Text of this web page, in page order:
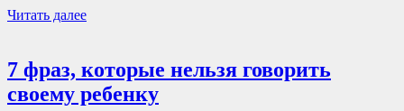
Читать далее
7 фраз, которые нельзя говорить
своему ребенку